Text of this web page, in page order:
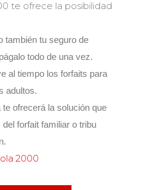
te ofrece la posibilidad
también tu seguro de
todo de una vez.
al tiempo los forfaits para
adultos.
ofrecerá la solución que
forfait familiar o tribu
2000